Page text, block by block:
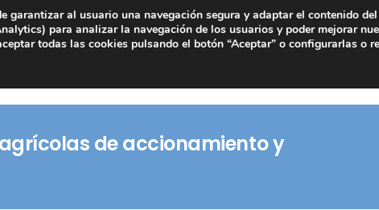
de accionamiento y
garantizar al usuario una navegación segura y adaptar el contenido
para analizar la navegación de los usuarios y poder mejorar
todas las cookies pulsando el botón “Aceptar” o configurarlas o